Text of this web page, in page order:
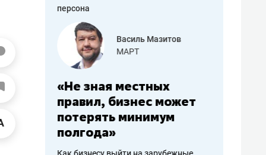
персона
работа
Василь Мазитов
МАРТ
«Не зная местных
правил, бизнес может
потерять минимум
полгода»